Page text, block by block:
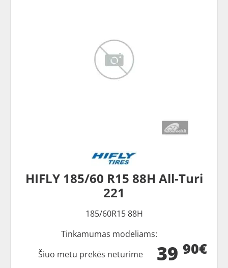
HIFLY 185/60 R15 88H All-Turi
221
185/60R15 88H
Tinkamumas modeliams:
39 90€
Šiuo metu prekės neturime